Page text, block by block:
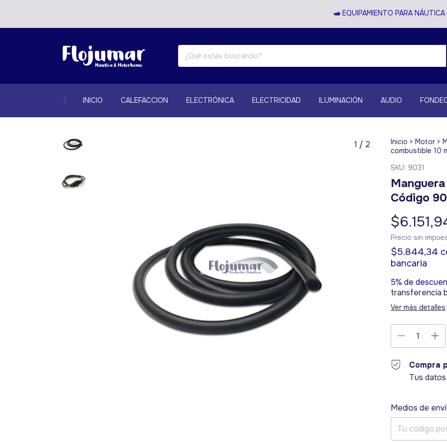
🛥️ EQUIPAMIENTO PARA NÁUTICA
INICIO CALEFACCION ELECTRÓNICA ELECTRICIDAD ILUMINACIÓN AUDIO
1 / 2 Inicio > Motor >
combustible 10
SKU: 9031
Código
Precio sin
$5.844,34
bancaria
5% de
transferencia
Ver más detalles
Compra
Tus
Entregas para el
Medios de